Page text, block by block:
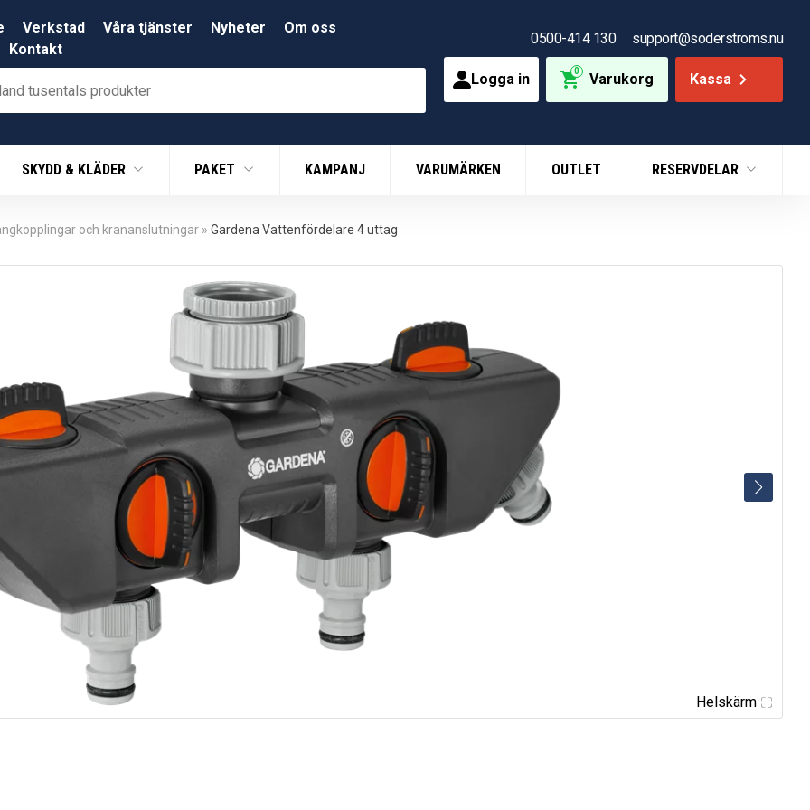
Verkstad Våra tjänster Nyheter
Om oss
Kontakt
0500-414 130 support@soderstroms.nu
Logga in 0 Varukorg Kassa
SKYDD & KLÄDER PAKET KAMPANJ VARUMÄRKEN OUTLET RESERVDELAR
och krananslutningar » Gardena Vattenfördelare 4 uttag
Helskärm